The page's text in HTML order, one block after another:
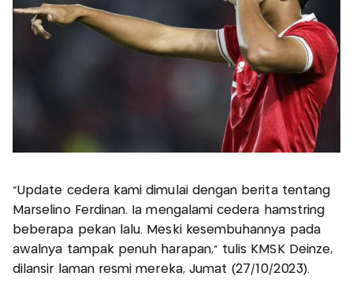
“Update cedera kami dimulai dengan berita tentang
Marselino Ferdinan. Ia mengalami cedera hamstring
beberapa pekan lalu. Meski kesembuhannya pada
awalnya tampak penuh harapan,” tulis KMSK Deinze,
dilansir laman resmi mereka, Jumat (27/10/2023).